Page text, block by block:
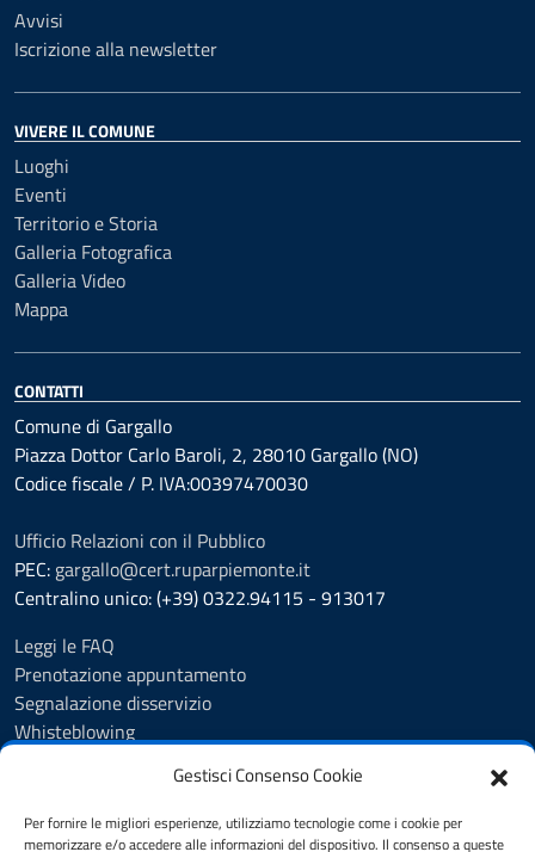
Gestisci Consenso Cookie
Per fornire le migliori esperienze, utilizziamo tecnologie come i cookie per
memorizzare e/o accedere alle informazioni del dispositivo. Il consenso a queste
Avvisi
Iscrizione alla newsletter
VIVERE IL COMUNE
Luoghi
Eventi
Territorio e Storia
Galleria Fotografica
Galleria Video
Mappa
CONTATTI
Comune di Gargallo
Piazza Dottor Carlo Baroli, 2, 28010 Gargallo (NO)
Codice fiscale / P. IVA:00397470030
Ufficio Relazioni con il Pubblico
PEC: gargallo@cert.ruparpiemonte.it
Centralino unico: (+39) 0322.94115 - 913017
Leggi le FAQ
Prenotazione appuntamento
Segnalazione disservizio
Whisteblowing
Albo Pretorio
Informativa privacy